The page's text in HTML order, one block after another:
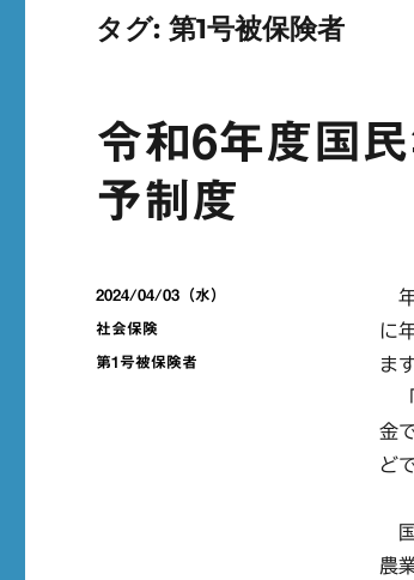
タグ:第1号被保険者
令和6年度国
予制度
年
に
ま
「
金
ど
国
農
投
稿
2024/04/03（水）
カ
テ
社会保険
タ
第1号被保険者